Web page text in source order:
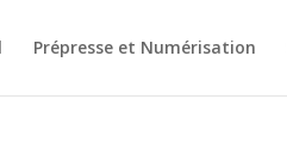
Prépresse et Numérisation